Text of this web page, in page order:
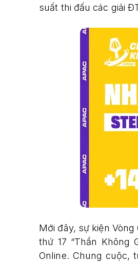
suất thi đấu các giải
Mới đây, sự kiện
thứ 17 “Thần Không
Online. Chung cuộc,